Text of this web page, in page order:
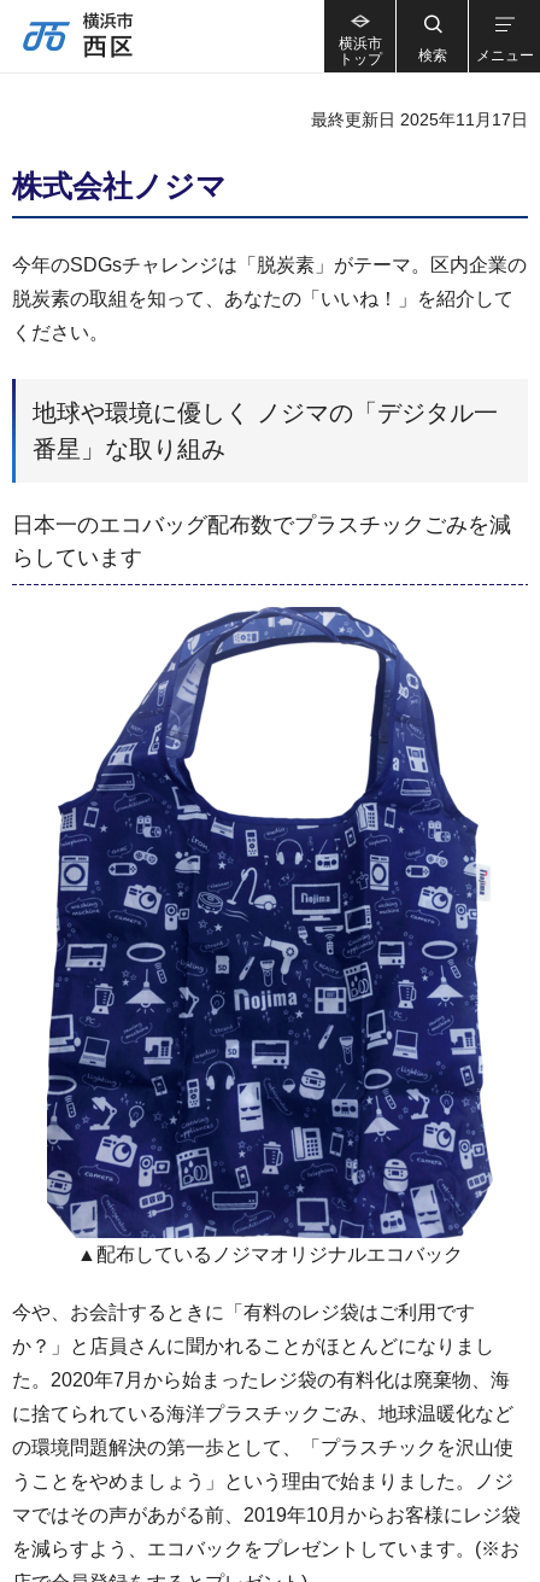
横浜市
トップ
検索 メニュー
最終更新日 2025年11月17日
株式会社ノジマ
今年のSDGsチャレンジは「脱炭素」がテーマ。区内企業の
脱炭素の取組を知って、あなたの「いいね！」を紹介して
ください。
地球や環境に優しく ノジマの「デジタル一
番星」な取り組み
日本一のエコバッグ配布数でプラスチックごみを減
らしています
▲配布しているノジマオリジナルエコバック
今や、お会計するときに「有料のレジ袋はご利用です
か？」と店員さんに聞かれることがほとんどになりまし
た。2020年7月から始まったレジ袋の有料化は廃棄物、海
に捨てられている海洋プラスチックごみ、地球温暖化など
の環境問題解決の第一歩として、「プラスチックを沢山使
うことをやめましょう」という理由で始まりました。ノジ
マではその声があがる前、2019年10月からお客様にレジ袋
を減らすよう、エコバックをプレゼントしています。(※お